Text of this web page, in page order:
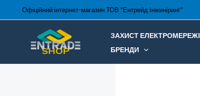
Перейти
до
Офіційний інтернет-магазин ТОВ "Ентрейд Інжиніринг"
ЗАХИСТ ЕЛЕКТРОМЕРЕЖІ
БРЕНДИ